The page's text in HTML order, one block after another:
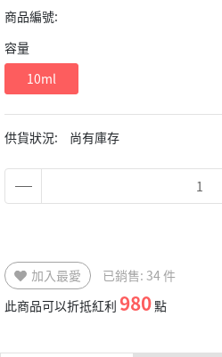
商品編號:
供貨狀況: 尚有庫存
容量
10ml
加入最愛
已銷售: 34 件
此商品可以折抵紅利 980點